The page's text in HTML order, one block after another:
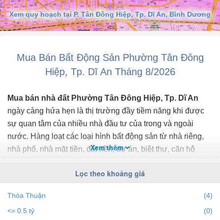
Cách Trung Tâm Y Tế Dĩ An 500m.
Gần chợ Chang Tai, GO Dĩ An, Làng Đại Học Quốc Gia 4,5km.
Đường rộng 15m thông hai đầu.
Giá: 4,45 tỷ TL.
Xem quy hoạch tại P. Tân Đông Hiệp, Tp. Dĩ An, Bình Dương
Mua Bán Bất Động Sản Phường Tân Đông
Hiệp, Tp. Dĩ An Tháng 8/2026
Mua bán nhà đất Phường Tân Đông Hiệp, Tp. Dĩ An
ngày càng hứa hẹn là thị trường đầy tiềm năng khi được
sự quan tâm của nhiều nhà đầu tư của trong và ngoài
nước. Hàng loạt các loại hình bất động sản từ nhà riêng,
nhà phố, nhà mặt tiền, đất nền, dự án, biệt thự, căn hộ
Phường Tân Đông Hiệp, Tp. Dĩ An.
Để cập nhật những
thông tin bất động sản Phường Tân
Đông Hiệp, Tp. Dĩ An
Xem thêm
Lọc theo khoảng giá
Thỏa Thuận
(4)
<= 0.5 tỷ
(0)